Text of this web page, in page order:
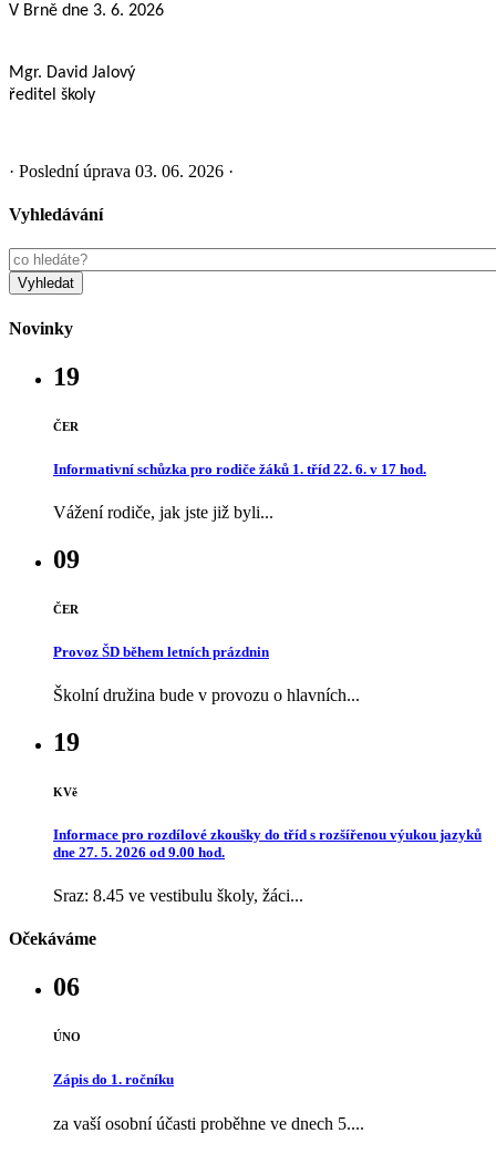
V Brně dne 3. 6. 2026
Mgr. David Jalový
ředitel školy
· Poslední úprava 03. 06. 2026 ·
Vyhledávání
Novinky
19
ČER
Informativní schůzka pro rodiče žáků 1. tříd 22. 6. v 17 hod.
Vážení rodiče, jak jste již byli...
09
ČER
Provoz ŠD během letních prázdnin
Školní družina bude v provozu o hlavních...
19
KVě
Informace pro rozdílové zkoušky do tříd s rozšířenou výukou jazyků
dne 27. 5. 2026 od 9.00 hod.
Sraz: 8.45 ve vestibulu školy, žáci...
Očekáváme
06
ÚNO
Zápis do 1. ročníku
za vaší osobní účasti proběhne ve dnech 5....